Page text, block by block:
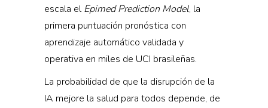
escala elEpimed Prediction Model, la
primera puntuación pronóstica con
aprendizaje automático validada y
operativa en miles de UCI brasileñas.
La probabilidad de que la disrupción de la
IA mejore la salud para todos depende, de